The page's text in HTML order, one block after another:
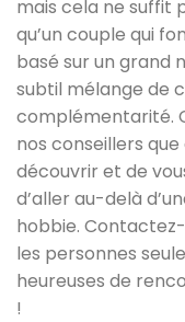
mais cela ne suffit
qu’un couple qui
basé sur un grand
subtil mélange de
complémentarité.
nos conseillers
découvrir et de
d’aller au-delà
hobbie.
les personnes
heureuses de
!